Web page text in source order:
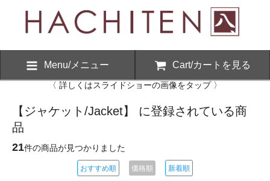
Menu/メニュー Cart/カートを見る
〈 詳しくはスライドショーの画像をタップ 〉
【ジャケット/Jacket】 に登録されている商
品
21件の商品が見つかりました
おすすめ順 価格順 新着順